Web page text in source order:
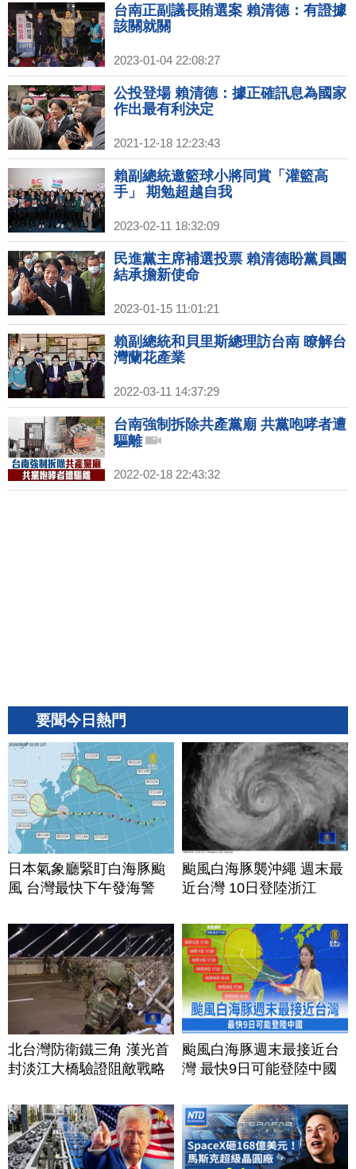
台南正副議長賄選案 賴清德：有證據
該關就關
2023-01-04 22:08:27
公投登場 賴清德：據正確訊息為國家
作出最有利決定
2021-12-18 12:23:43
賴副總統邀籃球小將同賞「灌籃高
手」 期勉超越自我
2023-02-11 18:32:09
民進黨主席補選投票 賴清德盼黨員團
結承擔新使命
2023-01-15 11:01:21
賴副總統和貝里斯總理訪台南 瞭解台
灣蘭花產業
2022-03-11 14:37:29
台南強制拆除共產黨廟 共黨咆哮者遭
驅離
2022-02-18 22:43:32
要聞今日熱門
日本氣象廳緊盯白海豚颱
風 台灣最快下午發海警
颱風白海豚襲沖繩 週末最
近台灣 10日登陸浙江
北台灣防衛鐵三角 漢光首
封淡江大橋驗證阻敵戰略
颱風白海豚週末最接近台
灣 最快9日可能登陸中國